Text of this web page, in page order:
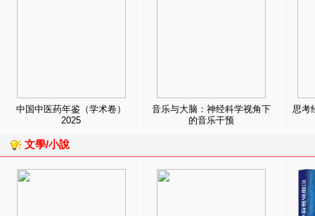
中国中医药年鉴（学术卷）
2025
音乐与大脑：神经科学视角下
的音乐干预
思考
文學/小說